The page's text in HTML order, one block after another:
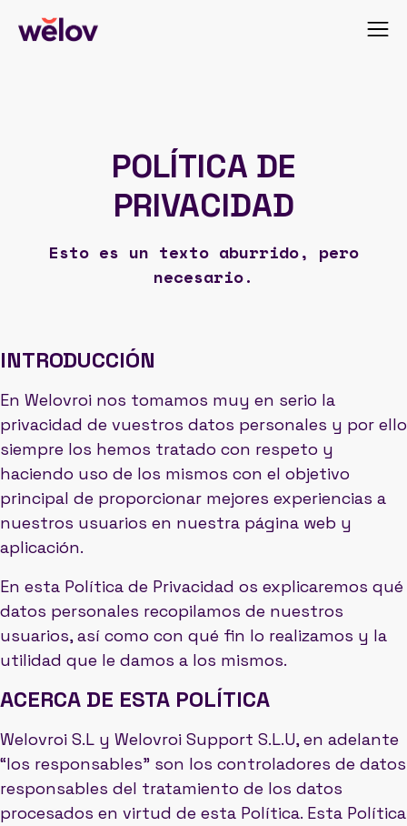
POLÍTICA DE
PRIVACIDAD
Esto es un texto aburrido, pero
necesario.
INTRODUCCIÓN
En Welovroi nos tomamos muy en serio la
privacidad de vuestros datos personales y por ello
siempre los hemos tratado con respeto y
haciendo uso de los mismos con el objetivo
principal de proporcionar mejores experiencias a
nuestros usuarios en nuestra página web y
aplicación.
En esta Política de Privacidad os explicaremos qué
datos personales recopilamos de nuestros
usuarios, así como con qué fin lo realizamos y la
utilidad que le damos a los mismos.
ACERCA DE ESTA POLÍTICA
Welovroi S.L y Welovroi Support S.L.U, en adelante
“los responsables” son los controladores de datos
responsables del tratamiento de los datos
procesados en virtud de esta Política. Esta Política